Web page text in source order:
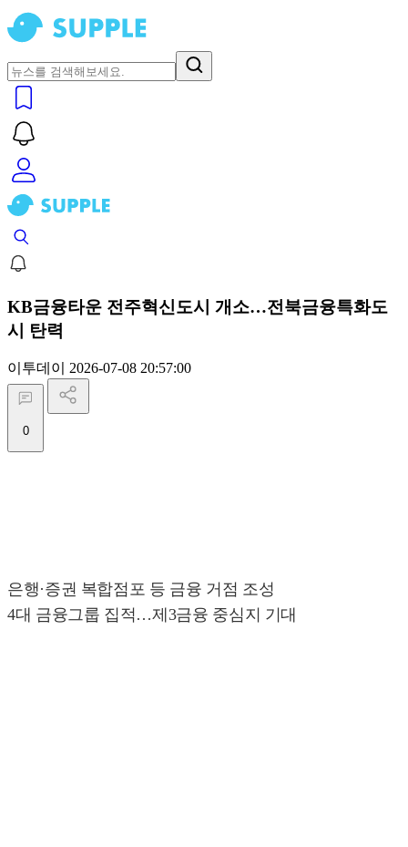
KB금융타운 전주혁신도시 개소…전북금융특화도
시 탄력
이투데이 2026-07-08 20:57:00
0
은행·증권 복합점포 등 금융 거점 조성
4대 금융그룹 집적…제3금융 중심지 기대